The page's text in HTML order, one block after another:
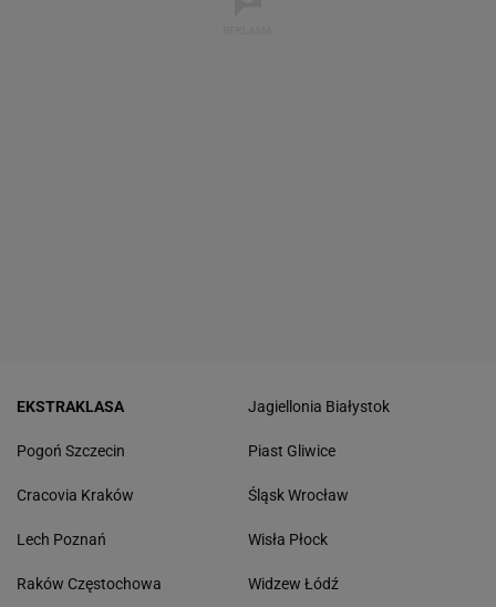
EKSTRAKLASA
Pogoń Szczecin
Cracovia Kraków
Lech Poznań
Raków Częstochowa
Jagiellonia Białystok
Piast Gliwice
Śląsk Wrocław
Wisła Płock
Widzew Łódź